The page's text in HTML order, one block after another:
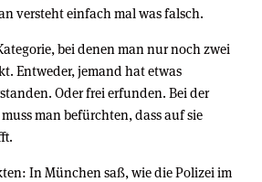
versteht einfach mal was falsch.
bei denen man nur noch zwei
Entweder, jemand hat etwas
Oder frei erfunden. Bei der
man befürchten, dass auf sie
In München saß, wie die Polizei im